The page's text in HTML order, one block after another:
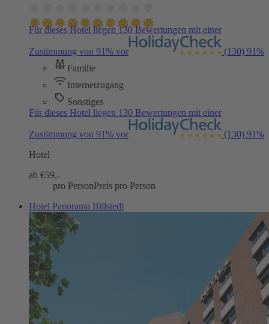
Für dieses Hotel liegen 130 Bewertungen mit einer
Zustimmung von 91% vor (130) 91%
Familie
Internetzugang
Sonstiges
Für dieses Hotel liegen 130 Bewertungen mit einer
Zustimmung von 91% vor (130) 91%
Hotel
ab €59,-
pro PersonPreis pro Person
Hotel Panorama Billstedt